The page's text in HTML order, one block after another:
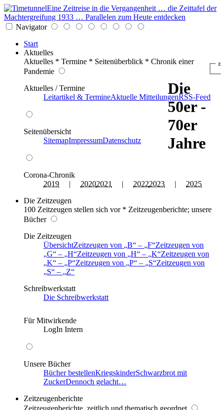
Eine Zeitreise in die Vergangenheit … die Zeittafel der
Machtergreifung 1933 … Parallelen zum Heute entdecken
Navigator
Start
Aktuelles
Aktuelles * Termine * Seitenüberblick * Chronik einer
Pandemie
Aktuelles / Termine
Leitartikel & TermineAktuelle MitteilungenRSS-Feed
Seitenübersicht
SitemapImpressumDatenschutz
Corona-Chronik
2019 | 20202021 | 20222023 | 2025
Die Zeitzeugen
100 Zeitzeugen stellen sich vor * Zeitzeugenberichte; unsere
Bücher
Die Zeitzeugen
ÜbersichtZeitzeugen von B – F Zeitzeugen von
G
– H Zeitzeugen von H – K Zeitzeugen von
K
– P Zeitzeugen von P – S Zeitzeugen von
S
–
Z
Schreibwerkstatt
Die Schreibwerkstatt
Für Mitwirkende
LogIn Intern
Unsere Bücher
Bücher bestellenKriegskinderSchwarzbrot mit
ZuckerDennoch gelacht…
Zeitzeugenberichte
Zeitzeugenberichte, zeitlich und thematisch geordnet
Die
50er -
70er
Jahre